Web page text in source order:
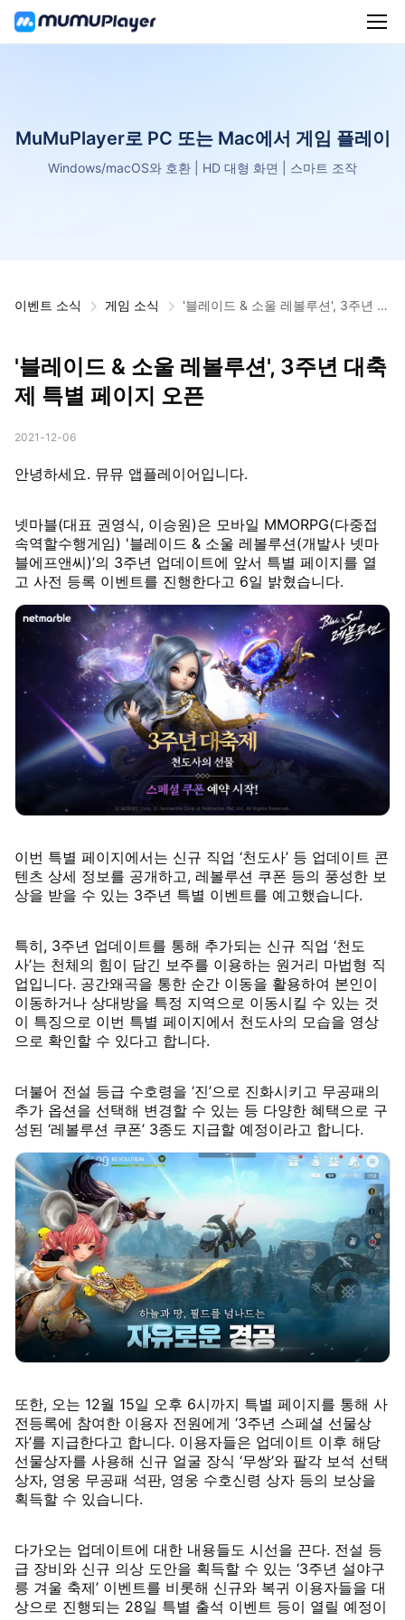
MuMuPlayer로 PC 또는 Mac에서 게임 플레이
Windows/macOS와 호환 | HD 대형 화면 | 스마트 조작
이벤트 소식 게임 소식
'블레이드 & 소울 레볼루션', 3주년 대
'블레이드 & 소울 레볼루션', 3주년 대축
제 특별 페이지 오픈
2021-12-06
안녕하세요. 뮤뮤 앱플레이어입니다.
넷마블(대표 권영식, 이승원)은 모바일 MMORPG(다중접
속역할수행게임) '블레이드 & 소울 레볼루션(개발사 넷마
블에프앤씨)’의 3주년 업데이트에 앞서 특별 페이지를 열
고 사전 등록 이벤트를 진행한다고 6일 밝혔습니다.
이번 특별 페이지에서는 신규 직업 ‘천도사’ 등 업데이트 콘
텐츠 상세 정보를 공개하고, 레볼루션 쿠폰 등의 풍성한 보
상을 받을 수 있는 3주년 특별 이벤트를 예고했습니다.
특히, 3주년 업데이트를 통해 추가되는 신규 직업 ‘천도
사’는 천체의 힘이 담긴 보주를 이용하는 원거리 마법형 직
업입니다. 공간왜곡을 통한 순간 이동을 활용하여 본인이
이동하거나 상대방을 특정 지역으로 이동시킬 수 있는 것
이 특징으로 이번 특별 페이지에서 천도사의 모습을 영상
으로 확인할 수 있다고 합니다.
더불어 전설 등급 수호령을 ‘진’으로 진화시키고 무공패의
추가 옵션을 선택해 변경할 수 있는 등 다양한 혜택으로 구
성된 ‘레볼루션 쿠폰’ 3종도 지급할 예정이라고 합니다.
또한, 오는 12월 15일 오후 6시까지 특별 페이지를 통해 사
전등록에 참여한 이용자 전원에게 ‘3주년 스페셜 선물상
자’를 지급한다고 합니다. 이용자들은 업데이트 이후 해당
선물상자를 사용해 신규 얼굴 장식 ‘무쌍’와 팔각 보석 선택
상자, 영웅 무공패 석판, 영웅 수호신령 상자 등의 보상을
획득할 수 있습니다.
다가오는 업데이트에 대한 내용들도 시선을 끈다. 전설 등
급 장비와 신규 의상 도안을 획득할 수 있는 ‘3주년 설야구
릉 겨울 축제’ 이벤트를 비롯해 신규와 복귀 이용자들을 대
상으로 진행되는 28일 특별 출석 이벤트 등이 열릴 예정이